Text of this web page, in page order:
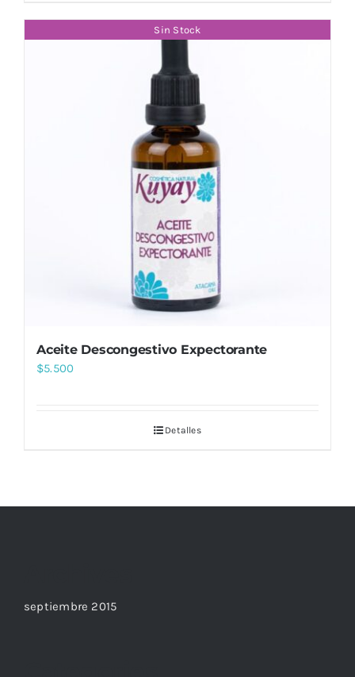
Sin Stock
Aceite Descongestivo Expectorante
$5.500
Detalles
septiembre 2015